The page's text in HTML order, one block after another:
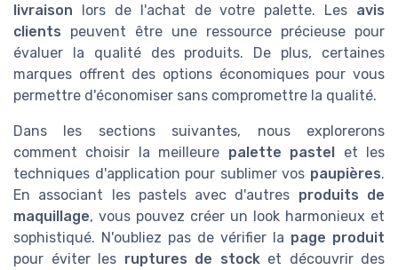
livraison lors de l'achat de votre palette. Les avis
clients peuvent être une ressource précieuse pour
évaluer la qualité des produits. De plus, certaines
marques offrent des options économiques pour vous
permettre d'économiser sans compromettre la qualité.
Dans les sections suivantes, nous explorerons
comment choisir la meilleure palette pastel et les
techniques d'application pour sublimer vos paupières.
En associant les pastels avec d'autres produits de
maquillage, vous pouvez créer un look harmonieux et
sophistiqué. N'oubliez pas de vérifier la page produit
pour éviter les ruptures de stocket découvrir des